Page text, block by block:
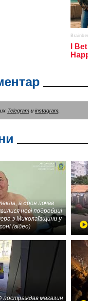
Telegram и instagram
а дрон почав
нові подробиці
з Миколаївщини у
(відео)
постраждав магазин